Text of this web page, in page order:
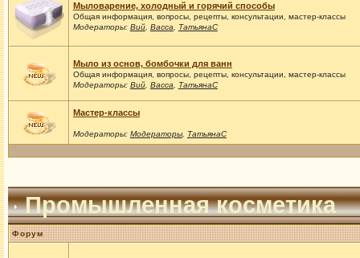
Мыловарение, холодный и горячий способы
Общая информация, вопросы, рецепты, консультации, мастер-классы
Модераторы: Вий, Васса ТатьянаС
Мыло из основ, бомбочки для ванн
Общая информация, вопросы, рецепты, консультации, мастер-классы
Модераторы: Вий, Васса ТатьянаС
Мастер-классы
Модераторы: Модераторы, ТатьянаС
Промышленная косметика
Форум